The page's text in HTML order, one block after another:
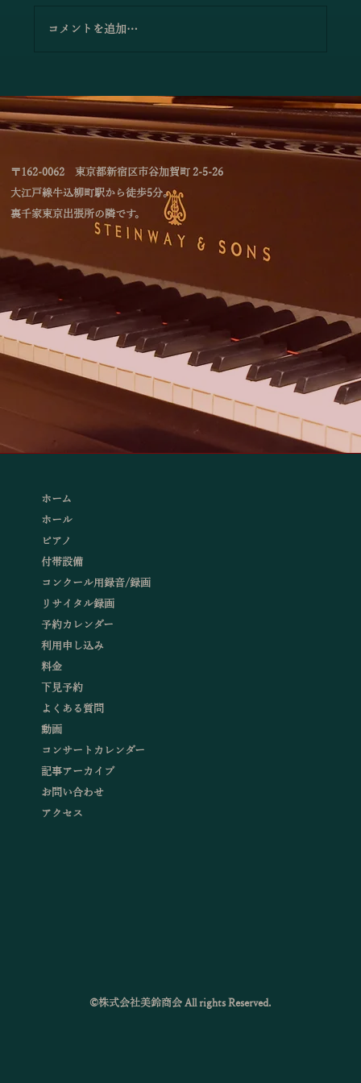
ョイントコンサート」のお知らせ
コメントを追加…
〒162-0062 東京都新宿区市谷加賀町 2-5-26
大江戸線牛込柳町駅から徒歩5分。
裏千家東京出張所の隣です。
ホーム
ホール
ピアノ
付帯設備
コンクール用録音/録画
リサイタル録画
予約カレンダー
利用申し込み
料金
下見予約
よくある質問
動画
コンサートカレンダー
記事アーカイブ
お問い合わせ
アクセス
©株式会社美鈴商会 All rights Reserved.